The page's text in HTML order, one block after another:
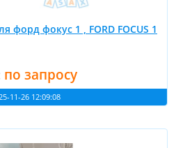
форд фокус 1 , FORD FOCUS 1
по запросу
11-26 12:09:08